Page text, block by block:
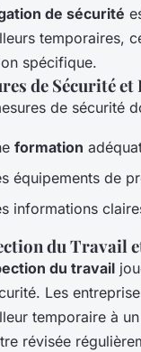
de sécurité
temporaires,
spécifique.
de Sécurité
de sécurité
formation
équipements de
informations
du Travail
du travail
Les
temporaire à
révisée